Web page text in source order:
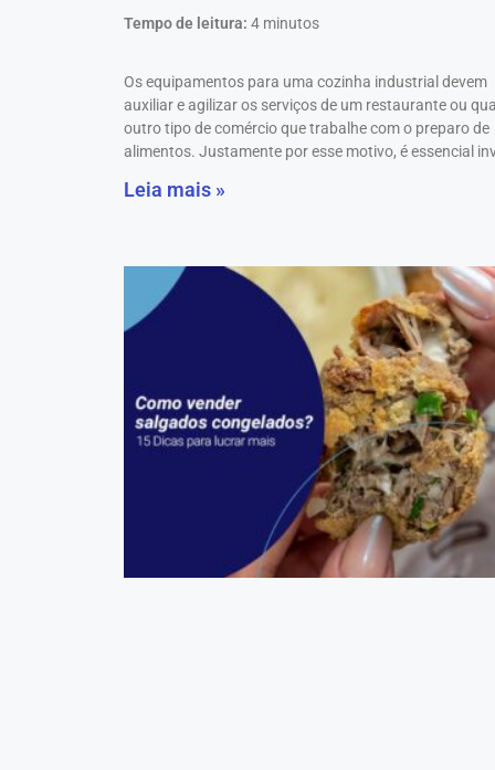
Tempo de leitura: 4 minutos
Os equipamentos para uma cozinha industrial devem
auxiliar e agilizar os serviços de um restaurante ou
outro tipo de comércio que trabalhe com o preparo de
alimentos. Justamente por esse motivo, é essencial
Leia mais »